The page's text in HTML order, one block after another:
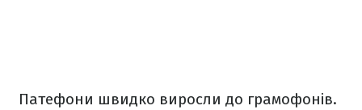
Патефони швидко виросли до грамофонів.